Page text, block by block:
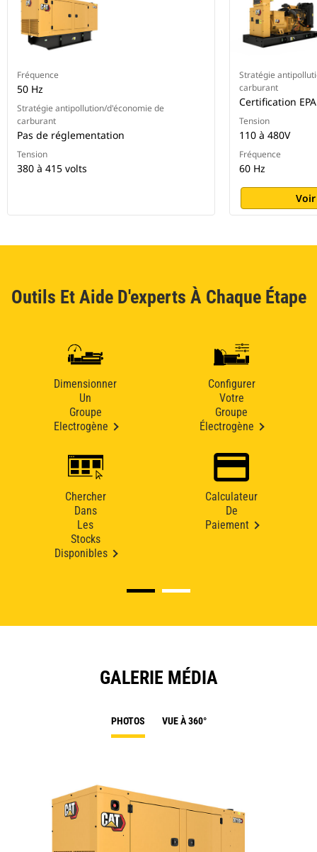
Fréquence
50 Hz
Stratégie antipollution/d'économie de
carburant
Pas de réglementation
Tension
380 à 415 volts
Stratégie
carburant
Certification
Tension
110 à 480V
Fréquence
60 Hz
Outils Et Aide D'experts À Chaque Étape
Dimensionner
Un
Groupe
Electrogène
Configurer
Votre
Groupe
Électrogène
Chercher
Dans
Les
Stocks
Disponibles
Calculateur
De
Paiement
GALERIE MÉDIA
PHOTOS VUE À 360°